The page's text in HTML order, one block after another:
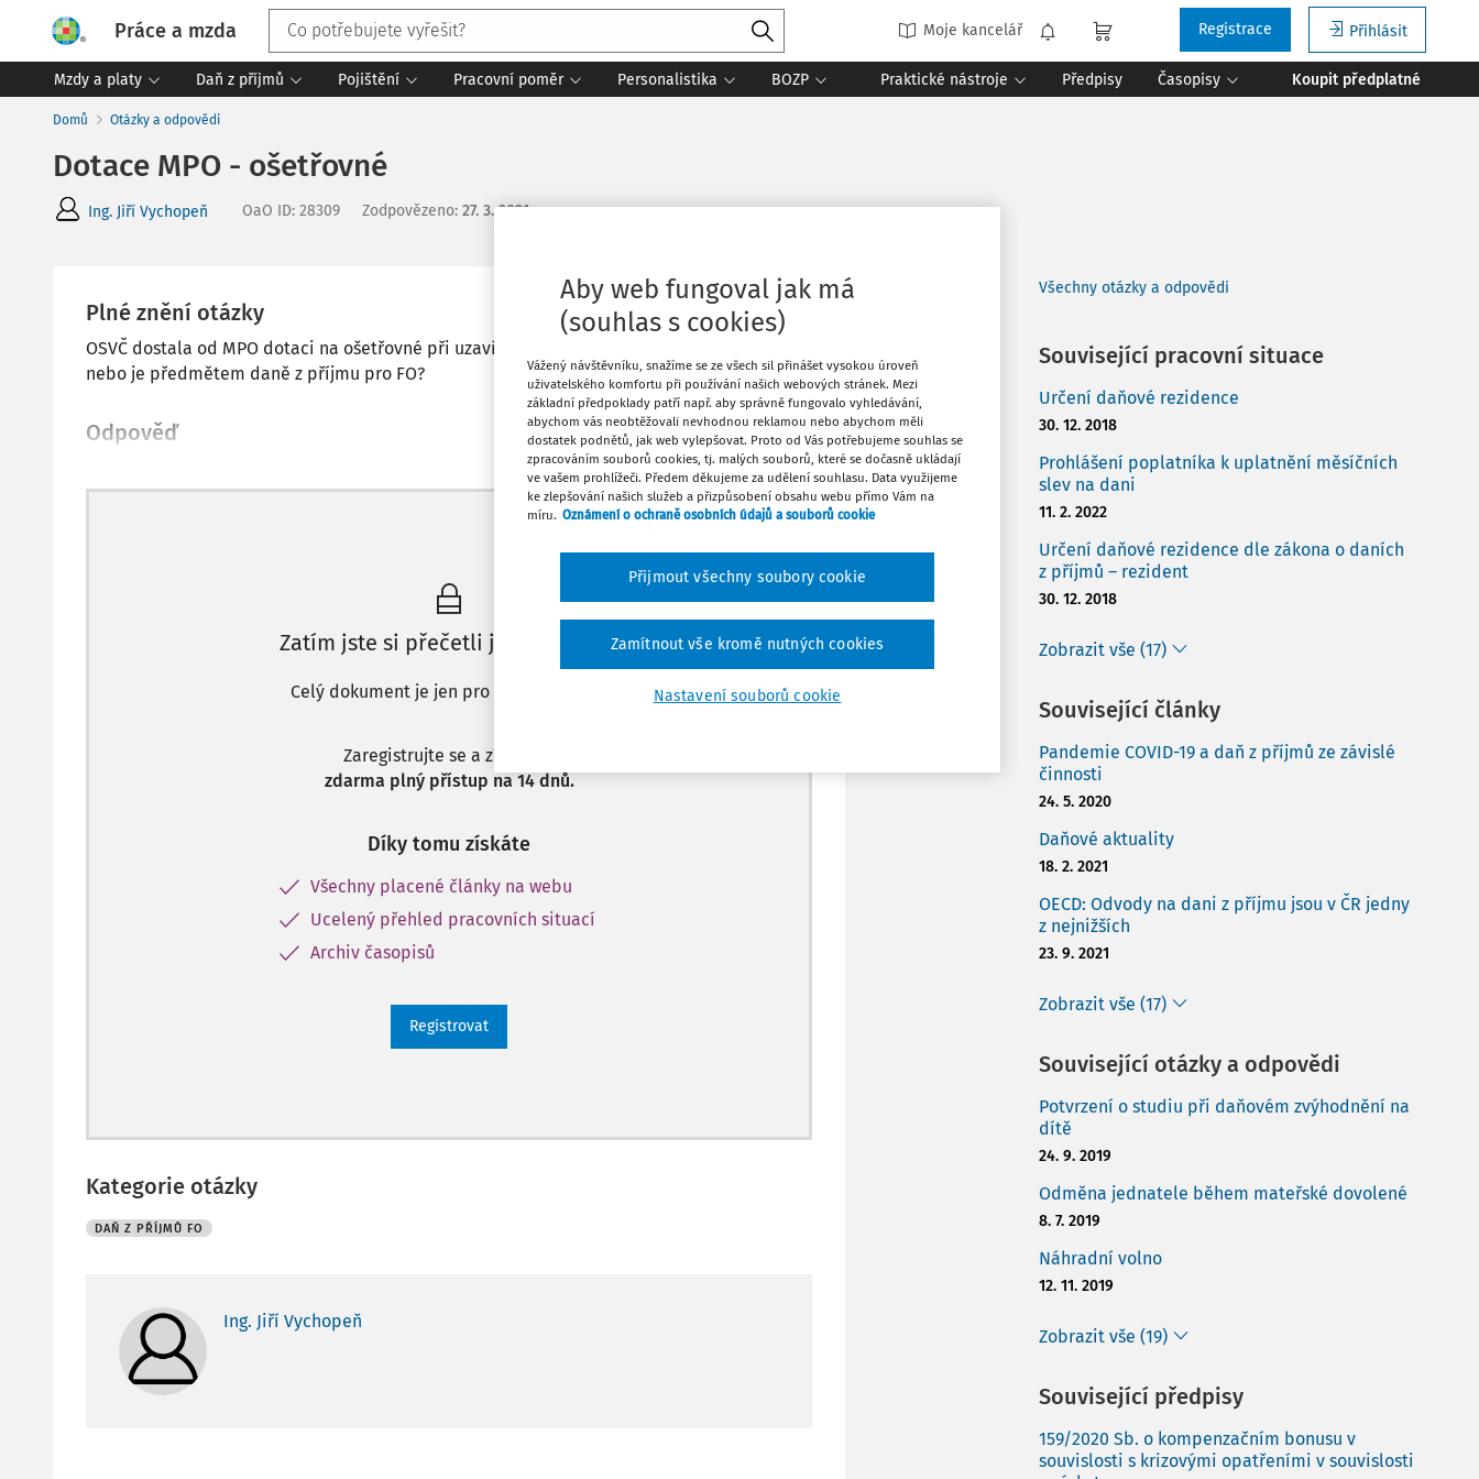
Práce a mzda Moje kancelář Přihlásit
Registrace
Mzdy a platy Daň z příjmů Pojištění Pracovní poměr Personalistika BOZP Praktické nástroje Předpisy Časopisy Koupit předplatné
Domů Otázky a odpovědi
Dotace MPO - ošetřovné
Ing. Jiří Vychopeň OaO ID: 28309 Zodpovězeno: 27. 3. 2021
Plné znění otázky
OSVČ dostala od MPO dotaci na ošetřovné při uzavření škol. Je tato dotace osvobozená
nebo je předmětem daně z příjmu pro FO?
Odpověď
Máte předplatné? Přihlaste se
Zatím jste si přečetli jen začátek…
Celý dokument je jen pro předplatitele.
Zaregistrujte se a získejte
zdarma plný přístup na 14 dnů.
Díky tomu získáte
Všechny placené články na webu
Ucelený přehled pracovních situací
Archiv časopisů
Registrovat
Kategorie otázky
DAŇ Z PŘÍJMŮ FO
Ing. Jiří Vychopeň
Stáhnout
Tisknout
Všechny otázky a odpovědi
Související pracovní situace
Určení daňové rezidence
30. 12. 2018
Prohlášení poplatníka k uplatnění měsíčních
slev na dani
11. 2. 2022
Určení daňové rezidence dle zákona o daních
z příjmů – rezident
30. 12. 2018
Zobrazit vše (17)
Související články
Pandemie COVID-19 a daň z příjmů ze závislé
činnosti
24. 5. 2020
Daňové aktuality
18. 2. 2021
OECD: Odvody na dani z příjmu jsou v ČR jedny
z nejnižších
23. 9. 2021
Zobrazit vše (17)
Související otázky a odpovědi
Potvrzení o studiu při daňovém zvýhodnění na
dítě
24. 9. 2019
Odměna jednatele během mateřské dovolené
8. 7. 2019
Náhradní volno
12. 11. 2019
Zobrazit vše (19)
Související předpisy
159/2020 Sb. o kompenzačním bonusu v
souvislosti s krizovými opatřeními v souvislosti
Aby web fungoval jak má
(souhlas s cookies)
Vážený návštěvníku, snažíme se ze všech sil přinášet vysokou úroveň
uživatelského komfortu při používání našich webových stránek. Mezi
základní předpoklady patří např. aby správně fungovalo vyhledávání,
abychom vás neobtěžovali nevhodnou reklamou nebo abychom měli
dostatek podnětů, jak web vylepšovat. Proto od Vás potřebujeme souhlas se
zpracováním souborů cookies, tj. malých souborů, které se dočasně ukládají
ve vašem prohlížeči. Předem děkujeme za udělení souhlasu. Data využijeme
ke zlepšování našich služeb a přizpůsobení obsahu webu přímo Vám na
míru. Oznámení o ochraně osobních údajů a souborů cookie
Nastavení souborů cookie
Zamítnout vše kromě nutných cookies
Přijmout všechny soubory cookie